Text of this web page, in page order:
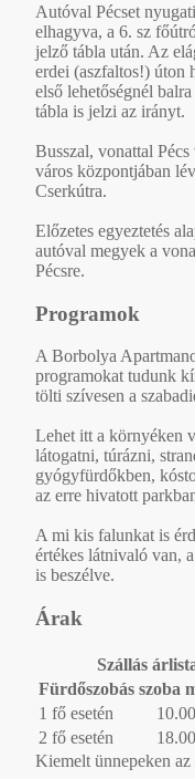
Autóval Pécset
elhagyva, a 6. sz
jelző tábla után. Az
erdei (aszfaltos!) úton
első lehetőségnél
tábla is jelzi az irányt.
Busszal, vonattal
város központjában
Cserkútra.
Előzetes egyeztetés
autóval megyek a
Pécsre.
Programok
A Borbolya
programokat tudunk
tölti szívesen a
Lehet itt a környéken
látogatni, túrázni,
gyógyfürdőkben,
az erre hivatott
A mi kis falunkat is
értékes látnivaló van,
is beszélve.
Árak
Szállás
Fürdőszobás szoba
1 fő esetén
2 fő esetén
Kiemelt ünnepeken